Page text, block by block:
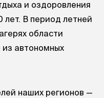
и оздоровления
лет. В период летней
области
из автономных
наших регионов —